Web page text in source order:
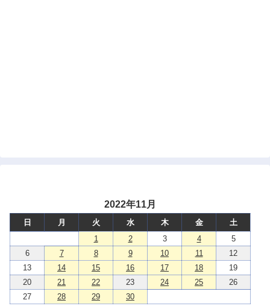
2022年11月
日 月 火 水 木 金
土
1
2 3 4
5
6
7 8 9 10 11
12
13
14 15 16 17 18
19
20
21 22 23 24 25
26
27
28 29 30